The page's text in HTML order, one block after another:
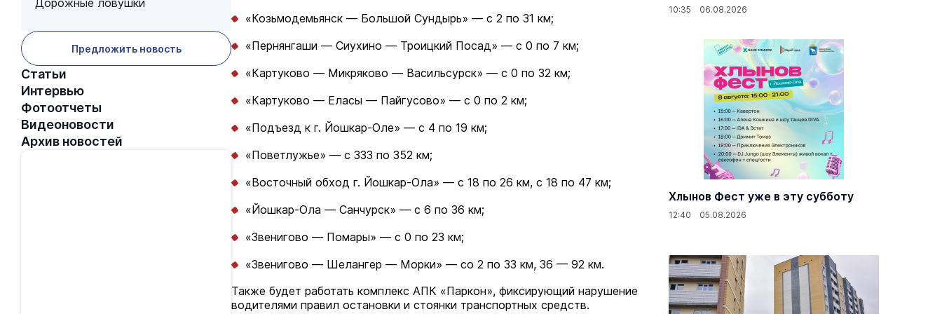
Дорожные ловушки
Предложить новость
Статьи
Интервью
Фотоотчеты
Видеоновости
Архив новостей
«Козьмодемьянск — Большой Сундырь» — с 2 по 31 км;
«Пернянгаши — Сиухино — Троицкий Посад» — с 0 по 7 км;
«Картуково — Микряково — Васильсурск» — с 0 по 32 км;
«Картуково — Еласы — Пайгусово» — с 0 по 2 км;
«Подъезд к г. Йошкар-Оле» — с 4 по 19 км;
«Поветлужье» — с 333 по 352 км;
«Восточный обход г. Йошкар-Ола» — с 18 по 26 км, с 18 по 47 км;
«Йошкар-Ола — Санчурск» — с 6 по 36 км;
«Звенигово — Помары» — с 0 по 23 км;
«Звенигово — Шелангер — Морки» — со 2 по 33 км, 36 — 92 км.
Также будет работать комплекс АПК «Паркон», фиксирующий нарушение
водителями правил остановки и стоянки транспортных средств.
10:35 06.08.2026
Хлынов Фест уже в эту субботу
12:40 05.08.2026